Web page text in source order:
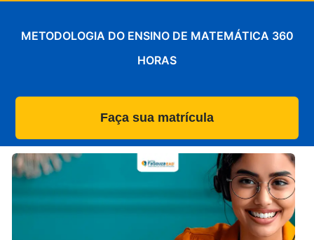
METODOLOGIA DO ENSINO DE MATEMÁTICA 360
HORAS
Faça sua matrícula